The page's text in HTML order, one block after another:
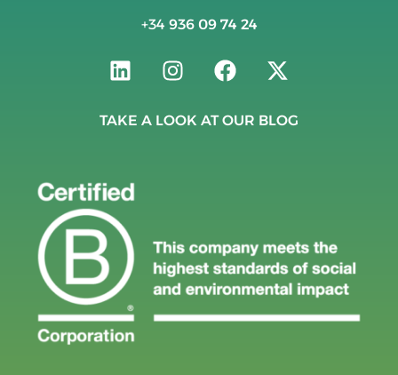
+34 936 09 74 24
TAKE A LOOK AT OUR BLOG